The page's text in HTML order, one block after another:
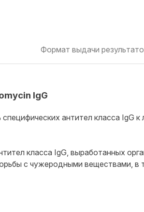
Формат выдачи
IgG
антител класса IgG
класса IgG, выработанных
с чужеродными веществами, в